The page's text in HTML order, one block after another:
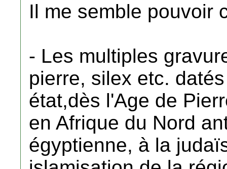
Il me semble pouvoir
- Les multiples
pierre, silex etc.
état,dès l'Age de
en Afrique du Nord
égyptienne, à la